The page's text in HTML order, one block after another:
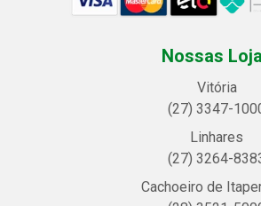
Nossas
Vitória
(27) 3347-
Linhares
(27) 3264-
Cachoeiro de